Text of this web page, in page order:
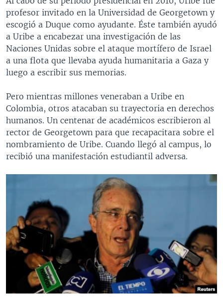
profesor invitado en la Universidad de Georgetown y
escogió a Duque como ayudante. Éste también ayudó
a Uribe a encabezar una investigación de las
Naciones Unidas sobre el ataque mortífero de Israel
a una flota que llevaba ayuda humanitaria a Gaza y
luego a escribir sus memorias.
Pero mientras millones veneraban a Uribe en
Colombia, otros atacaban su trayectoria en derechos
humanos. Un centenar de académicos escribieron al
rector de Georgetown para que recapacitara sobre el
nombramiento de Uribe. Cuando llegó al campus, lo
recibió una manifestación estudiantil adversa.